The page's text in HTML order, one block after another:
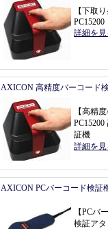
【下取
PC15200
詳細を
AXICON 高精度バーコード
【高精
証機
詳細を
AXICON PCバーコード検証
【PCバ
検証ア